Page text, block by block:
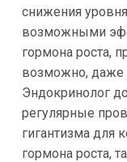
снижения
возможными
гормона роста,
возможно, даже
Эндокринолог
регулярные
гигантизма для
гормона роста,